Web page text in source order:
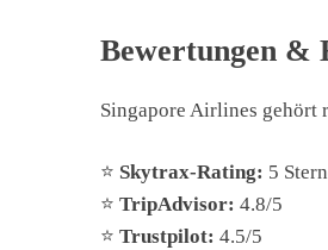
Bewertungen &
Singapore Airlines gehört
⭐ Skytrax-Rating: 5
⭐ TripAdvisor: 4.8/5
⭐ Trustpilot: 4.5/5